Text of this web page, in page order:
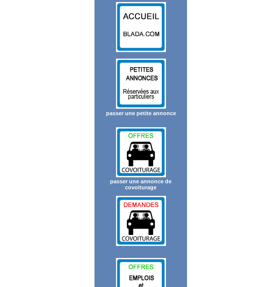
passer une petite annonce
passer une annonce de
covoiturage